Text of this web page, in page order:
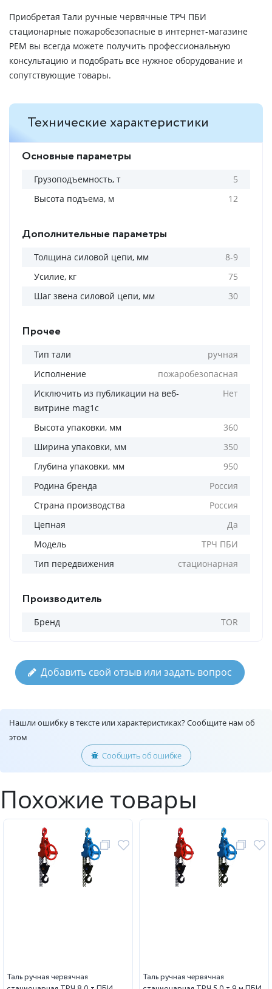
Приобретая Тали ручные червячные ТРЧ ПБИ
стационарные пожаробезопасные в интернет-магазине
РЕМ вы всегда можете получить профессиональную
консультацию и подобрать все нужное оборудование и
сопутствующие товары.
Технические характеристики
Основные параметры
Грузоподъемность, т
5
Высота подъема, м
12
Дополнительные параметры
Толщина силовой цепи, мм
8-9
Усилие, кг
75
Шаг звена силовой цепи, мм
30
Прочее
Тип тали
ручная
Исполнение
пожаробезопасная
Исключить из публикации на веб-
витрине mag1c
Нет
Высота упаковки, мм
360
Ширина упаковки, мм
350
Глубина упаковки, мм
950
Родина бренда
Россия
Страна производства
Россия
Цепная
Да
Модель
ТРЧ ПБИ
Тип передвижения
стационарная
Производитель
Бренд TOR
Добавить свой отзыв или задать вопрос
Нашли ошибку в тексте или характеристиках? Сообщите нам об
этом
Сообщить об ошибке
Похожие товары
Таль ручная червячная
Таль ручная червячная